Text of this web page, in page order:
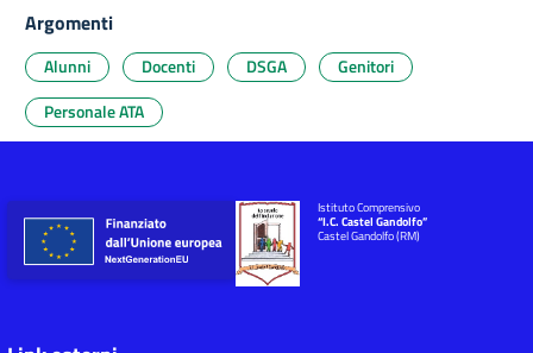
Argomenti
Alunni Docenti DSGA
Genitori
Personale ATA
Istituto Comprensivo
“I.C. Castel Gandolfo”
Castel Gandolfo (RM)